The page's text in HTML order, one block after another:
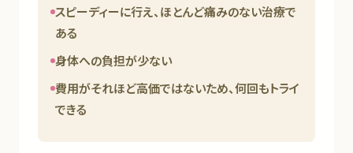
スピーディーに行え、ほとんど痛みのない治療で
ある
身体への負担が少ない
費用がそれほど高価ではないため、何回もトライ
できる